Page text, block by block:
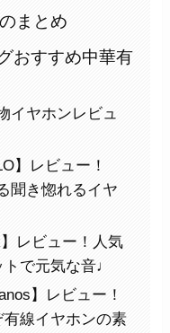
まとめ
おすすめ中華有
イヤホンレビュ
】レビュー！
聞き惚れるイヤ
レビュー！人気
で元気な音♩
】レビュー！
線イヤホンの素